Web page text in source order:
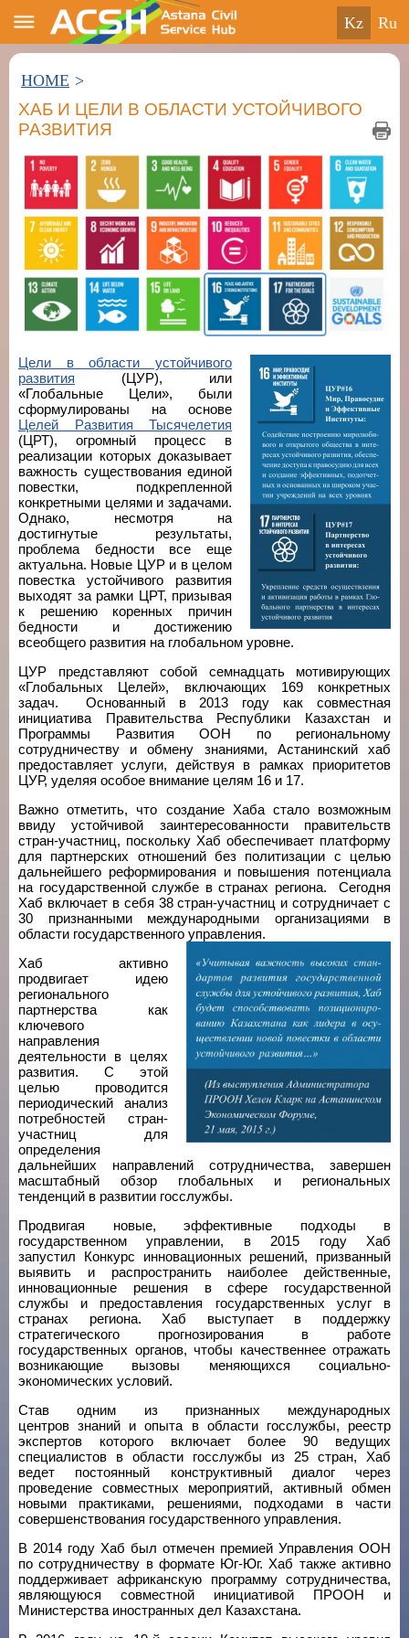
kz ru
HOME >
ХАБ И ЦЕЛИ В ОБЛАСТИ УСТОЙЧИВОГО
РАЗВИТИЯ
Цели в области устойчивого
развития (ЦУР), или
«Глобальные Цели», были
сформулированы на основе
Целей Развития Тысячелетия
(ЦРТ), огромный процесс в
реализации которых доказывает
важность существования единой
повестки, подкрепленной
конкретными целями и задачами.
Однако, несмотря на
достигнутые результаты,
проблема бедности все еще
актуальна. Новые ЦУР и в целом
повестка устойчивого развития
выходят за рамки ЦРТ, призывая
к решению коренных причин
бедности и достижению
всеобщего развития на глобальном уровне.
ЦУР представляют собой семнадцать мотивирующих
«Глобальных Целей», включающих 169 конкретных
задач. Основанный в 2013 году как совместная
инициатива Правительства Республики Казахстан и
Программы Развития ООН по региональному
сотрудничеству и обмену знаниями, Астанинский хаб
предоставляет услуги, действуя в рамках приоритетов
ЦУР, уделяя особое внимание целям 16 и 17.
Важно отметить, что создание Хаба стало возможным
ввиду устойчивой заинтересованности правительств
стран-участниц, поскольку Хаб обеспечивает платформу
для партнерских отношений без политизации с целью
дальнейшего реформирования и повышения потенциала
на государственной службе в странах региона. Сегодня
Хаб включает в себя 38 стран-участниц и сотрудничает с
30 признанными международными организациями в
области государственного управления.
Хаб активно
продвигает идею
регионального
партнерства как
ключевого
направления
деятельности в целях
развития. С этой
целью проводится
периодический анализ
потребностей стран-
участниц для
определения
дальнейших направлений сотрудничества, завершен
масштабный обзор глобальных и региональных
тенденций в развитии госслужбы.
Продвигая новые, эффективные подходы в
государственном управлении, в 2015 году Хаб
запустил Конкурс инновационных решений, призванный
выявить и распространить наиболее действенные,
инновационные решения в сфере государственной
службы и предоставления государственных услуг в
странах региона. Хаб выступает в поддержку
стратегического прогнозирования в работе
государственных органов, чтобы качественнее отражать
возникающие вызовы меняющихся социально-
экономических условий.
Став одним из признанных международных
центров знаний и опыта в области госслужбы, реестр
экспертов которого включает более 90 ведущих
специалистов в области госслужбы из 25 стран, Хаб
ведет постоянный конструктивный диалог через
проведение совместных мероприятий, активный обмен
новыми практиками, решениями, подходами в части
совершенствования государственного управления.
В 2014 году Хаб был отмечен премией Управления ООН
по сотрудничеству в формате Юг-Юг. Хаб также активно
поддерживает африканскую программу сотрудничества,
являющуюся совместной инициативой ПРООН и
Министерства иностранных дел Казахстана.